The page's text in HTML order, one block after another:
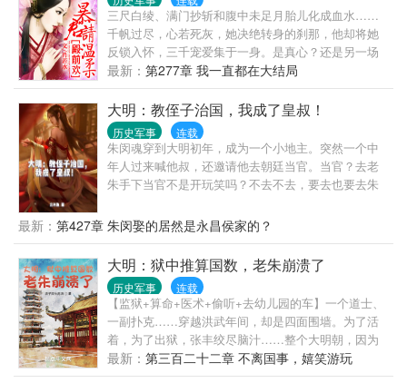
不正常了。”
三尺白绫、满门抄斩和腹中未足月胎儿化成血水……
千帆过尽，心若死灰，她决绝转身的刹那，他却将她
反锁入怀，三千宠爱集于一身。是真心？还是另一场
阴谋的开始？ 沈氏天瑶，景帝之贵妃，这个历史上谜
一般的女子，有人说她是祸国的妖姬，也有人说，她
才是帝王心尖上的那个人…… ********* 命中注定，这
个叫做楚琰的男人是她沈天瑶此生渡不过的劫数。睿
敏如她，渡的过风口浪尖，渡的过死生轮回，却渡不
过他。 高高在上的翰景帝楚琰，他的一生有数不清的
女人，而沈天瑶却只能有他一个男人。
最新： 第277章 我一直都在大结局
大明：教侄子治国，我成了皇叔！
历史军事 连载
朱闵魂穿到大明初年，成为一个小地主。突然一个中
年人过来喊他叔，还邀请他去朝廷当官。当官？去老
朱手下当官不是开玩笑吗？不去不去，要去也要去朱
老朱他叔？大明辈分最高的皇族？但是不明身份的朱
闵却天天想着如何的去朱棣的手下当个国公。“大侄
子，你要是能活到燕王奉天靖难的时候，我保证给你
弄个国公当当。”一句话就把身为大侄子的朱元璋给镇
住了。但是面对有着经天纬地之才的朱闵，朱元璋还
是天天不耻下问。“那叫美洲，新大陆，物资丰富到夸
张！”“那叫阿三国，三哥们都是当奴隶的一把好
手！”“这叫小日子，倭寇所在之地，教化算了，男的全
杀了，女的留下来！”面对朱闵的侃侃而谈，朱元璋震
最新： 第427章 朱闵娶的居然是永昌侯家的？
大明：狱中推算国数，老朱崩溃了
历史军事 连载
【监狱+算命+医术+偷听+去幼儿园的车】一个道士、
一副扑克……穿越洪武年间，却是四面围墙。为了活
着，为了出狱，张丰绞尽脑汁……整个大明朝，因为
一个监狱变的越来越不同！
最新： 第三百二十二章 不离国事，嬉笑游玩